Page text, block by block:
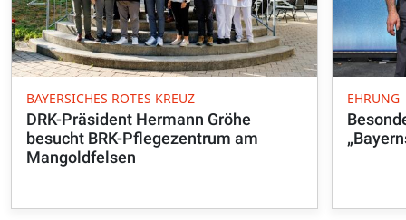
BAYERSICHES ROTES KREUZ
DRK-Präsident Hermann Gröhe
besucht BRK-Pflegezentrum am
Mangoldfelsen
EHRUNG